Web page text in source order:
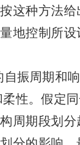
这种方法
地控制所
自振周期和
性。假定
周期段划